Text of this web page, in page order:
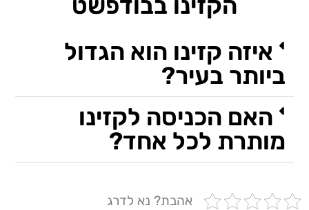
הקזינו בבודפשט
איזה קזינו הוא הגדול
ביותר בעיר?
האם הכניסה לקזינו
מותרת לכל אחד?
אהבת? נא לדרג